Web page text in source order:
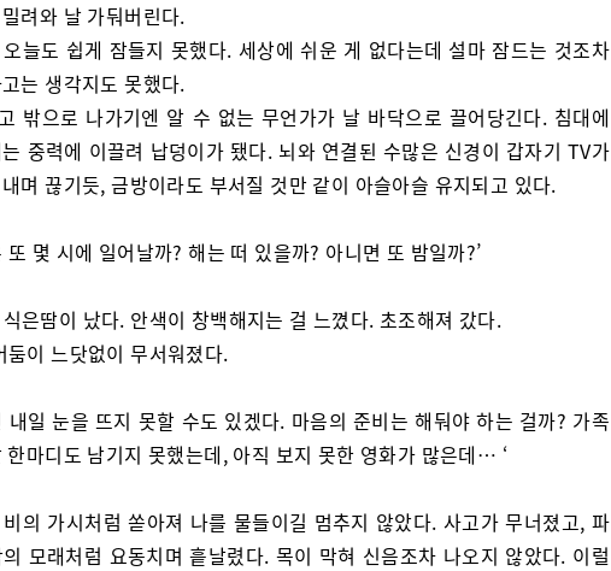
려와 날 가둬버린다.
늘도 쉽게 잠들지 못했다. 세상에 쉬운 게 없다는데 설마 잠드는 것조차
는 생각지도 못했다.
밖으로 나가기엔 알 수 없는 무언가가 날 바닥으로 끌어당긴다. 침대에
중력에 이끌려 납덩이가 됐다. 뇌와 연결된 수많은 신경이 갑자기 TV가
며 끊기듯, 금방이라도 부서질 것만 같이 아슬아슬 유지되고 있다.
또 몇 시에 일어날까? 해는 떠 있을까? 아니면 또 밤일까?’
은땀이 났다. 안색이 창백해지는 걸 느꼈다. 초조해져 갔다.
둠이 느닷없이 무서워졌다.
내일 눈을 뜨지 못할 수도 있겠다. 마음의 준비는 해둬야 하는 걸까? 가족
한마디도 남기지 못했는데, 아직 보지 못한 영화가 많은데… ‘
의 가시처럼 쏟아져 나를 물들이길 멈추지 않았다. 사고가 무너졌고, 파
모래처럼 요동치며 흩날렸다. 목이 막혀 신음조차 나오지 않았다. 이럴